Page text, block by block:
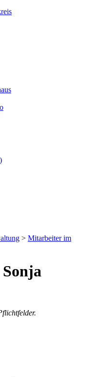
> Mitarbeiter im